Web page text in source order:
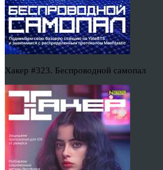
Хакер #323. Беспроводной самопал